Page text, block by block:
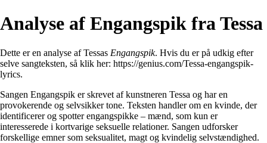
Analyse af Engangspik fra Tessa
Dette er en analyse af Tessas Engangspik. Hvis du er på udkig efter
selve sangteksten, så klik her: https://genius.com/Tessa-engangspik-
lyrics.
Sangen Engangspik er skrevet af kunstneren Tessa og har en
provokerende og selvsikker tone. Teksten handler om en kvinde, der
identificerer og spotter engangspikke – mænd, som kun er
interesserede i kortvarige seksuelle relationer. Sangen udforsker
forskellige emner som seksualitet, magt og kvindelig selvstændighed.